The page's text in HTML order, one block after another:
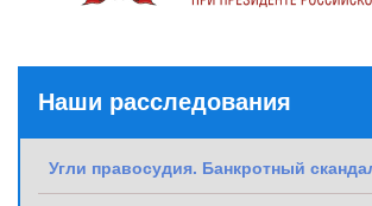
Наши расследования
Угли правосудия. Банкротный